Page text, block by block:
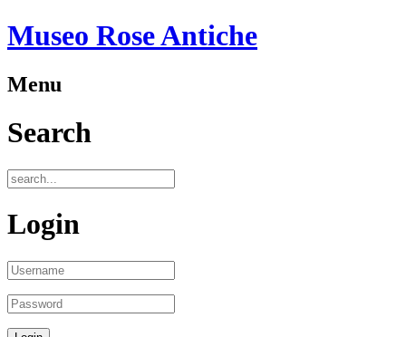
Museo Rose Antiche
Menu
Search
Login